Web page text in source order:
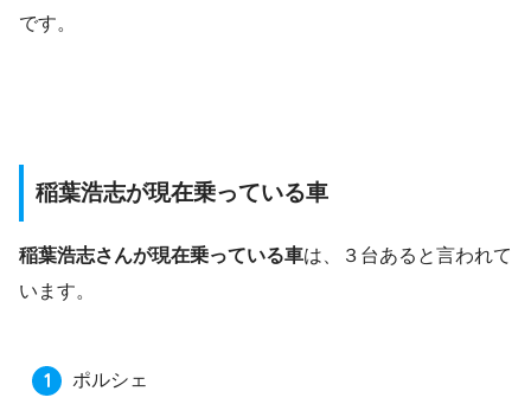
です。
稲葉浩志が現在乗っている車
稲葉浩志さんが現在乗っている車は、３台あると言われて
います。
ポルシェ